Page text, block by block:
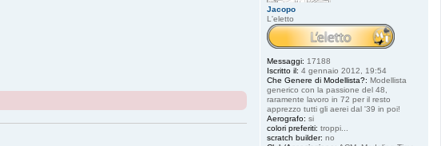
Jacopo
L'eletto
Messaggi: 17188
Iscritto il: 4 gennaio 2012, 19:54
Che Genere di Modellista?: Modellista
generico con la passione del 48,
raramente lavoro in 72 per il resto
apprezzo tutti gli aerei dal '39 in poi!
Aerografo: si
colori preferiti: troppi...
scratch builder: no